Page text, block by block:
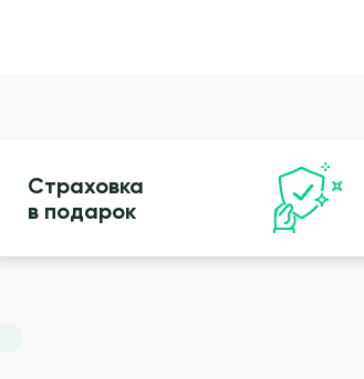
Страховка
в подарок